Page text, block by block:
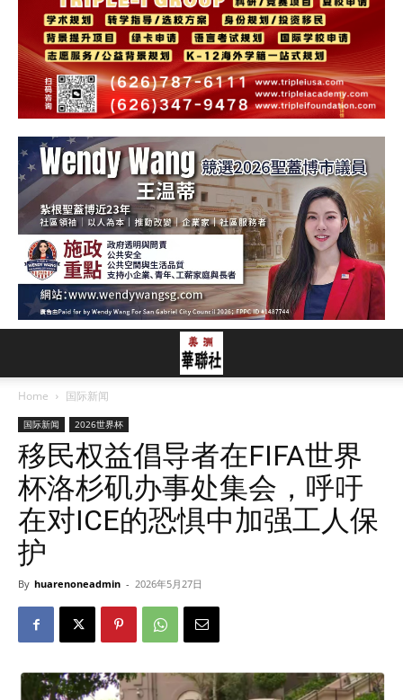
Home 国际新闻
国际新闻 2026世界杯
移民权益倡导者在FIFA世界
杯洛杉矶办事处集会，呼吁
在对ICE的恐惧中加强工人保
护
By huarenoneadmin - 2026年5月27日